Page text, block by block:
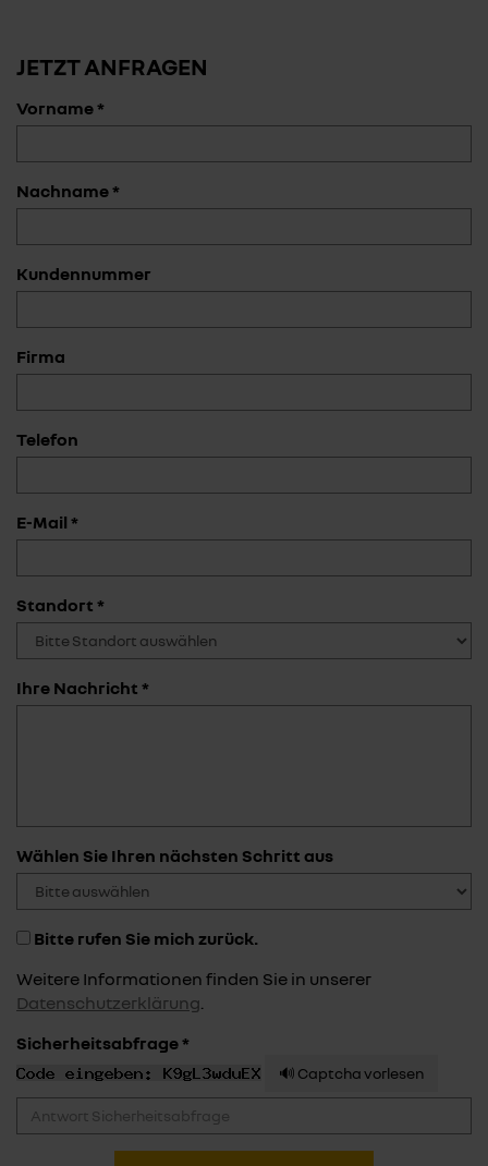
JETZT ANFRAGEN
Vorname *
Nachname *
Kundennummer
Firma
Telefon
E-Mail *
Standort *
Ihre Nachricht *
Wählen Sie Ihren nächsten Schritt aus
Bitte rufen Sie mich zurück.
Weitere Informationen finden Sie in unserer
Datenschutzerklärung
Sicherheitsabfrage *
🔊 Captcha vorlesen